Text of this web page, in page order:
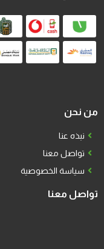
من نحن
نبذه عنا
تواصل معنا
سياسة الخصوصية
تواصل معنا